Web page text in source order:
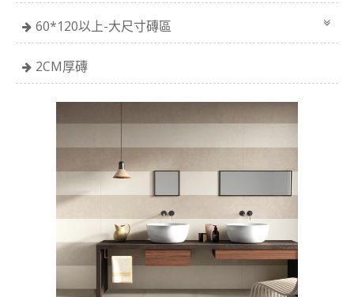
60*120以上-大尺寸磚區
2CM厚磚